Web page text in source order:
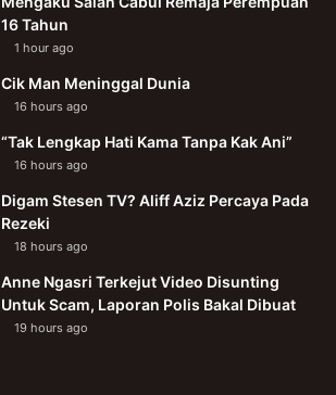
16 Tahun
1 hour ago
Cik Man Meninggal Dunia
16 hours ago
“Tak Lengkap Hati Kama Tanpa Kak Ani”
16 hours ago
Digam Stesen TV? Aliff Aziz Percaya Pada
Rezeki
18 hours ago
Anne Ngasri Terkejut Video Disunting
Untuk Scam, Laporan Polis Bakal Dibuat
19 hours ago